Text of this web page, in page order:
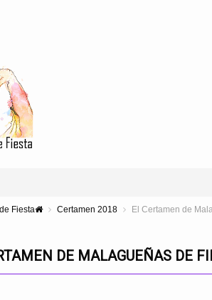
Fiesta Certamen 2018 El Certamen de
DE MALAGUEÑAS DE